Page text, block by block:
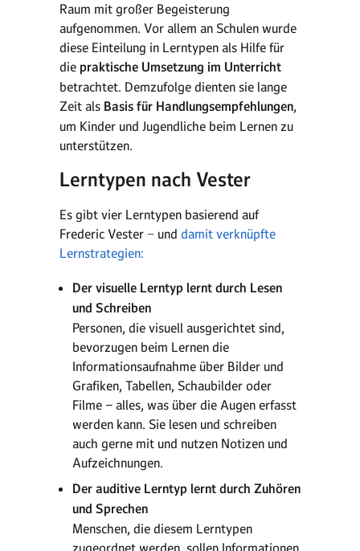
Raum mit großer Begeisterung
aufgenommen. Vor allem an Schulen wurde
diese Einteilung in Lerntypen als Hilfe für
die praktische Umsetzung im Unterricht
betrachtet. Demzufolge dienten sie lange
Zeit als Basis für Handlungsempfehlungen,
um Kinder und Jugendliche beim Lernen zu
unterstützen.
Lerntypen nach Vester
Es gibt vier Lerntypen basierend auf
Frederic Vester − und damit verknüpfte
Lernstrategien:
Der visuelle Lerntyp lernt durch Lesen
und Schreiben
Personen, die visuell ausgerichtet sind,
bevorzugen beim Lernen die
Informationsaufnahme über Bilder und
Grafiken, Tabellen, Schaubilder oder
Filme − alles, was über die Augen erfasst
werden kann. Sie lesen und schreiben
auch gerne mit und nutzen Notizen und
Aufzeichnungen.
Der auditive Lerntyp lernt durch Zuhören
und Sprechen
Menschen, die diesem Lerntypen
zugeordnet werden, sollen Informationen